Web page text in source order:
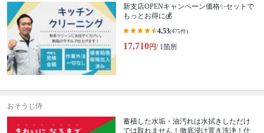
新支店OPENキャンペーン価格✨セットで
もっとお得に💰
4.53(475件)
17,710円/ 1箇所
おそうじ侍
蓄積した水垢・油汚れは水拭きしただけ
では取れません！徹底浸け置き洗浄！仕